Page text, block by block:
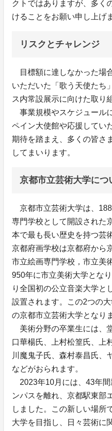
クトではありますが、多く
けることをお願い申し上げ
リスクとチャレンジ
目標額に達しなかった場
いただいた「歌う天使たち
ス内常設展示に向けた取り
事業規模やスケジュール
ペイン大使館や応援してい
期待を踏まえ、多くの皆さ
してまいります。
京都市立芸術大学につ
京都市立芸術大学は、
専門学校として開設された
本で最も長い歴史を持つ芸
京都府画学校は京都府から
市立絵画専門学校，市立美
950年に市立美術大学とな
り全国初の公立音楽大学と
設置されます。この2つの
の京都市立芸術大学となり
美術分野の卒業生には、
口華楊氏、上村松篁氏、上
川魔鬼子氏、森村泰昌氏、
などがおられます。
2023年10月には、43年間
ンパスを離れ、京都駅東部
しました。この新しい場所
大学を目指し、日々芸術に